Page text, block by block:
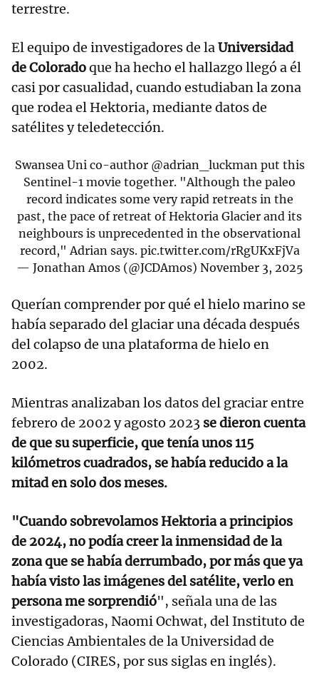
terrestre.
El equipo de investigadores de laUniversidad
de Coloradoque ha hecho el hallazgo llegó a él
casi por casualidad, cuando estudiaban la zona
que rodea el Hektoria, mediante datos de
satélites y teledetección.
Swansea Uni co-author @adrian_luckmanput this
Sentinel-1 movie together. "Although the paleo
record indicates some very rapid retreats in the
past, the pace of retreat of Hektoria Glacier and its
neighbours is unprecedented in the observational
record," Adrian says. pic.twitter.com/rRgUKxFjVa
— Jonathan Amos (@JCDAmos) November 3, 2025
Querían comprender por qué el hielo marino se
había separado del glaciar una década después
del colapso de una plataforma de hielo en
2002.
Mientras analizaban los datos del graciar entre
febrero de 2002 y agosto 2023 se dieron cuenta
de que su superficie, que tenía unos 115
kilómetros cuadrados, se había reducido a la
mitad en solo dos meses.
"Cuando sobrevolamos Hektoria a principios
de 2024, no podía creer la inmensidad de la
zona que se había derrumbado, por más que ya
había visto las imágenes del satélite, verlo en
persona me sorprendió", señala una de las
investigadoras, Naomi Ochwat, del Instituto de
Ciencias Ambientales de la Universidad de
Colorado (CIRES, por sus siglas en inglés).